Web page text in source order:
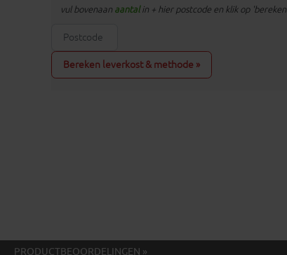
vul bovenaan aantalin + hier postcode en klik op 'bereken'
Bereken leverkost & methode »
PRODUCTBEOORDELINGEN »